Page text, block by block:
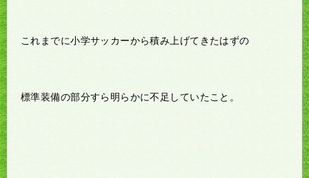
これまでに小学サッカーから積み上げてきたはずの
標準装備の部分すら明らかに不足していたこと。